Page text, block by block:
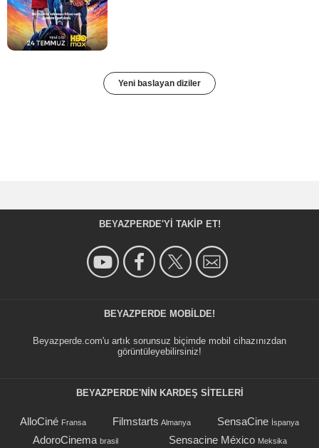
Yeni baslayan diziler
BEYAZPERDE'YI TAKIP ET!
BEYAZPERDE MOBILDE!
Beyazperde.com'u artık sorunsuz biçimde mobil cihazınızdan
görüntüleyebilirsiniz!
BEYAZPERDE'NIN KARDEŞ SİTELERİ
AlloCiné Fransa Filmstarts Almanya SensaCine İspanya
AdoroCinema brasil Sensacine México Meksika